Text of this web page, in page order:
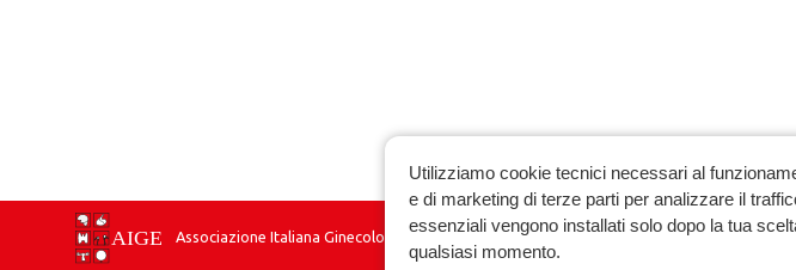
Associazione Italiana Ginecologia Endocrinologica
Utilizziamo cookie tecnici necessari al
e di marketing di terze parti per analizzare il
essenziali vengono installati solo dopo la tua
qualsiasi momento.